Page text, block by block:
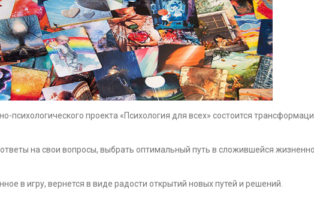
психологического проекта «Психология для всех» состоится
на свои вопросы, выбрать оптимальный путь в сложившейся
в игру, вернется в виде радости открытий новых путей и решений.